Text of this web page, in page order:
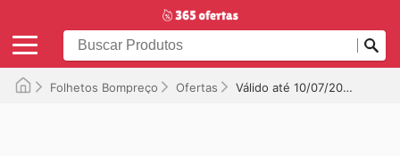
Folhetos Bompreço Ofertas Válido até 10/07/2025